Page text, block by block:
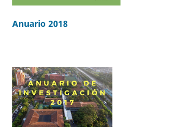
Anuario 2018